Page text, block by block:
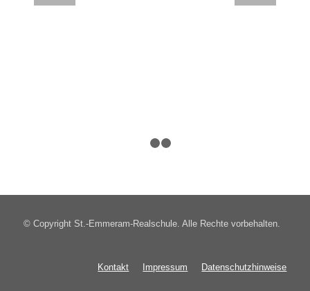
© Copyright St.-Emmeram-Realschule. Alle Rechte vorbehalten.
Kontakt Impressum Datenschutzhinweise